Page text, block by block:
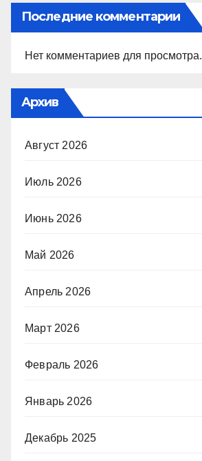
Последние комментарии
Нет комментариев для просмотра.
Архив
Август 2026
Июль 2026
Июнь 2026
Май 2026
Апрель 2026
Март 2026
Февраль 2026
Январь 2026
Декабрь 2025